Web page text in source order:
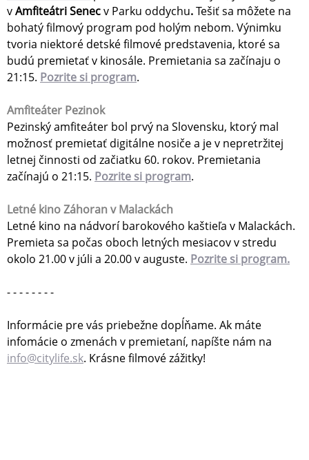
vAmfiteátri Senecv Parku oddychu.Tešiť sa môžete na
bohatý filmový program pod holým nebom. Výnimku
tvoria niektoré detské filmové predstavenia, ktoré sa
budú premietať v kinosále. Premietania sa začínaju o
21:15. Pozrite si program.
Amfiteáter Pezinok
Pezinský amfiteáter bol prvý na Slovensku, ktorý mal
možnosť premietať digitálne nosiče a je v nepretržitej
letnej činnosti od začiatku 60. rokov. Premietania
začínajú o 21:15. Pozrite si program.
Letné kino Záhoran v Malackách
Letné kino na nádvorí barokového kaštieľa v Malackách.
Premieta sa počas oboch letných mesiacov v stredu
okolo 21.00 v júli a 20.00 v auguste. Pozrite si program.
- - - - - - - -
Informácie pre vás priebežne dopĺňame. Ak máte
infomácie o zmenách v premietaní, napíšte nám na
info@citylife.sk. Krásne filmové zážitky!